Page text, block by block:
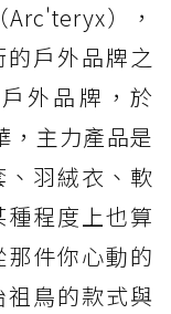
），
戶外品牌之
外品牌，於
，主力產品是
羽絨衣、軟
程度上也算
件你心動的
鳥的款式與